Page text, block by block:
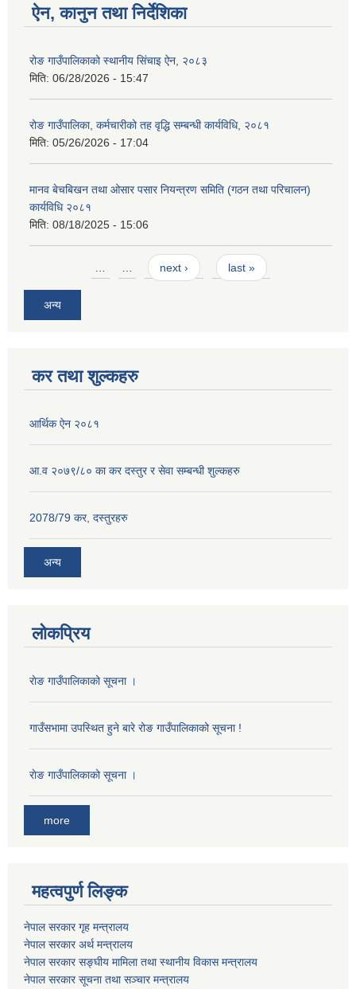
ऐन, कानुन तथा निर्देशिका
रोङ गाउँपालिकाको स्थानीय सिंचाइ ऐन, २०८३
मिति: 06/28/2026 - 15:47
रोङ गाउँपालिका, कर्मचारीको तह वृद्धि सम्बन्धी कार्यविधि, २०८१
मिति: 05/26/2026 - 17:04
मानव बेचबिखन तथा ओसार पसार नियन्त्रण समिति (गठन तथा परिचालन)
कार्यविधि २०८१
मिति: 08/18/2025 - 15:06
… … next › last »
अन्य
कर तथा शुल्कहरु
आर्थिक ऐन २०८१
आ.व २०७९/८० का कर दस्तुर र सेवा सम्बन्धी शुल्कहरु
2078/79 कर, दस्तुरहरु
अन्य
लोकप्रिय
राेङ गाउँपालिकाको सूचना ।
गाउँसभामा उपस्थित हुने बारे रोङ गाउँपालिकाको सूचना !
राेङ गाउँपालिकाको सूचना ।
more
महत्वपुर्ण लिङ्क
नेपाल सरकार गृह मन्त्रालय
नेपाल सरकार अर्थ मन्त्रालय
नेपाल सरकार सङ्घीय मामिला तथा स्थानीय विकास मन्त्रालय
नेपाल सरकार सूचना तथा सञ्चार मन्त्रालय